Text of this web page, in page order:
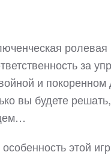
за
и
вы будете
этой